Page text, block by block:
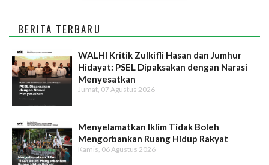
BERITA TERBARU
WALHI Kritik Zulkifli Hasan dan Jumhur
Hidayat: PSEL Dipaksakan dengan Narasi
Menyesatkan
Jumat, 07 Agustus 2026
Menyelamatkan Iklim Tidak Boleh
Mengorbankan Ruang Hidup Rakyat
Kamis, 06 Agustus 2026